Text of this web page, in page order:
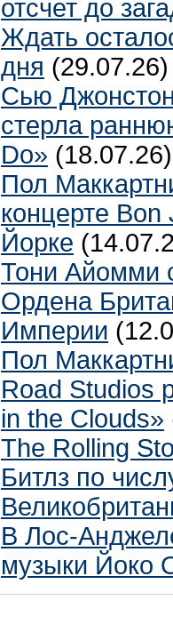
отсчет до
Ждать
дня (29.07.26)
Сью
стерла
Do» (18.07.26)
Пол
концерте
Йорке
Тони Айомми
Ордена
Империи
Пол
Road Studios
in the Clouds»
The Rolling
Битлз по
В Лос-
музыки Йоко